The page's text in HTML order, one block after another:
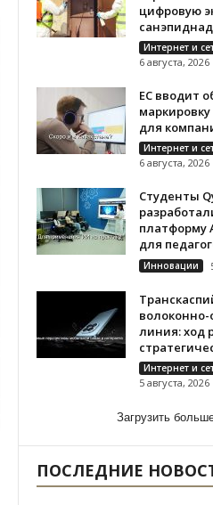
цифровую
Интернет и
6 августа, 2026
ЕС вводит
для
Интернет и
6 августа, 2026
Студенты
платформу
для
Инновации
волоконно-
линия: ход
Интернет и
5 августа, 2026
Загрузить
ПОСЛЕДНИЕ